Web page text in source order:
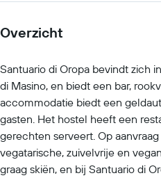
Overzicht
Santuario di Oropa bevindt zich
di Masino, en biedt een bar,
accommodatie biedt een
gasten. Het hostel heeft een
gerechten serveert. Op
vegatarische, zuivelvrije en
graag skiën, en bij Santuario di